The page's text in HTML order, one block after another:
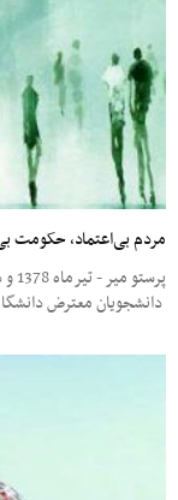
مردم بی‌اعتماد، حکومت
دانشجویان معترض